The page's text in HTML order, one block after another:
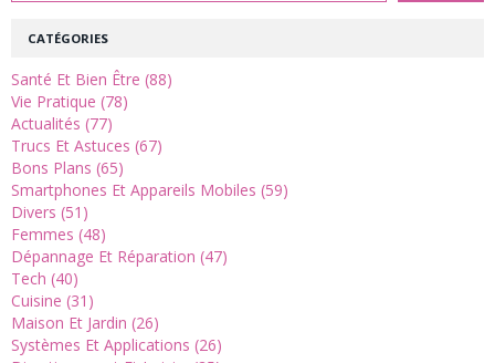
CATÉGORIES
Santé Et Bien Être (88)
Vie Pratique (78)
Actualités (77)
Trucs Et Astuces (67)
Bons Plans (65)
Smartphones Et Appareils Mobiles (59)
Divers (51)
Femmes (48)
Dépannage Et Réparation (47)
Tech (40)
Cuisine (31)
Maison Et Jardin (26)
Systèmes Et Applications (26)